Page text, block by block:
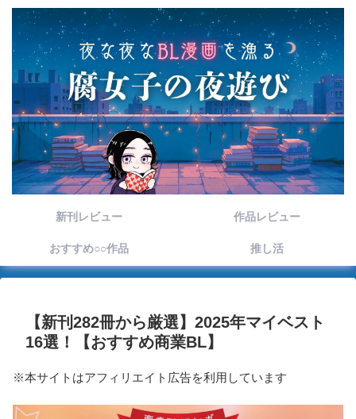
新刊レビュー 作品レビュー
おすすめ○○作品 推し活
【新刊282冊から厳選】2025年マイベスト
16選！【おすすめ商業BL】
※本サイトはアフィリエイト広告を利用しています